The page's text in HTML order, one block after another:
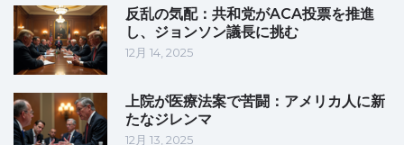
反乱の気配：共和党がACA投票を推進
し、ジョンソン議長に挑む
12月 14, 2025
上院が医療法案で苦闘：アメリカ人に新
たなジレンマ
12月 13, 2025